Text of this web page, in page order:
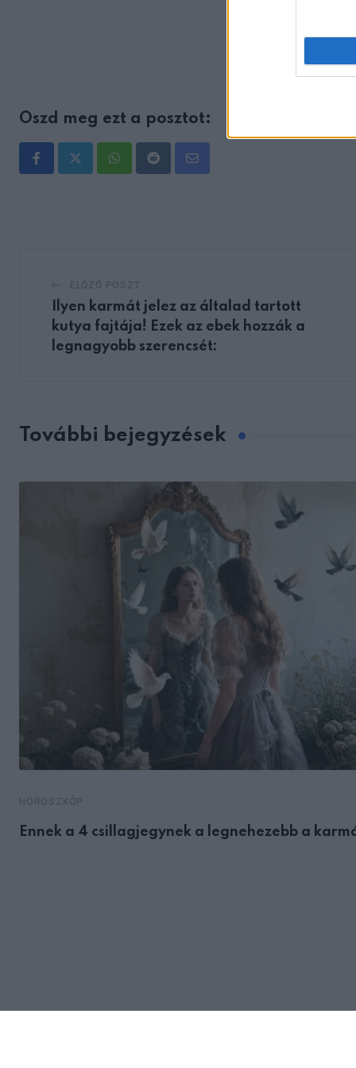
Oszd meg ezt a posztot:
WhatsappRedditShare
Ilyen karmát jelez az általad tartott
kutya fajtája! Ezek az ebek hozzák a
legnagyobb szerencsét:
További bejegyzések
Ennek a 4 csillagjegynek a legnehezebb a